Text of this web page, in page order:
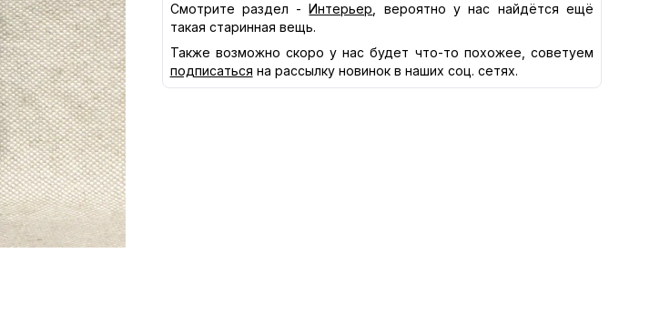
Смотрите раздел - Интерьер , вероятно у нас найдётся ещё
такая старинная вещь.
Также возможно скоро у нас будет что-то похожее, советуем
подписаться на рассылку новинок в наших соц. сетях.